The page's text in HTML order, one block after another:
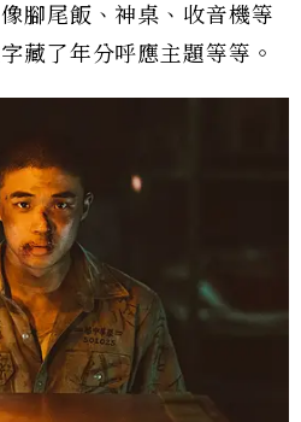
腳尾飯、神桌、收音機等
藏了年分呼應主題等等。